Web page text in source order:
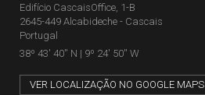
Edifício CascaisOffice, 1-B
2645-449 Alcabideche - Cascais
Portugal
38º 43' 40'' N | 9º 24' 50'' W
VER LOCALIZAÇÃO NO GOOGLE MAPS